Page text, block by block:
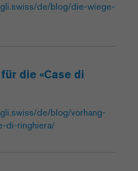
de/blog/die-wiege-
die «Case di
de/blog/vorhang-
di-ringhiera/